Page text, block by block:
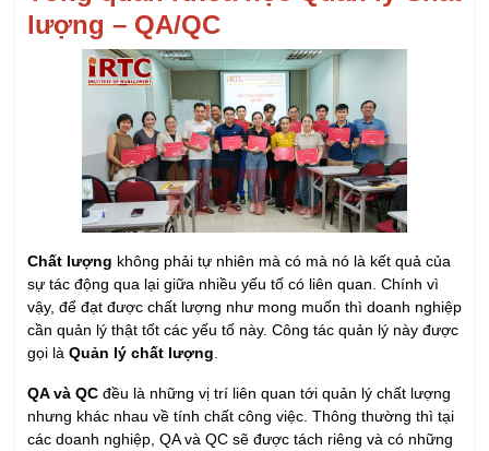
lượng – QA/QC
Chất lượng không phải tự nhiên mà có mà nó là kết quả của
sự tác động qua lại giữa nhiều yếu tố có liên quan. Chính vì
vậy, để đạt được chất lượng như mong muốn thì doanh nghiệp
cần quản lý thật tốt các yếu tố này. Công tác quản lý này được
gọi là Quản lý chất lượng
QA và QC đều là những vị trí liên quan tới quản lý chất lượng
nhưng khác nhau về tính chất công việc. Thông thường thì tại
các doanh nghiệp, QA và QC sẽ được tách riêng và có những